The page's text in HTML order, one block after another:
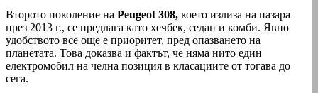
Второто поколение на Peugeot 308, което излиза на пазара
през 2013 г., се предлага като хечбек, седан и комби. Явно
удобството все още е приоритет, пред опазването на
планетата. Това доказва и фактът, че няма нито един
електромобил на челна позиция в класациите от тогава до
сега.